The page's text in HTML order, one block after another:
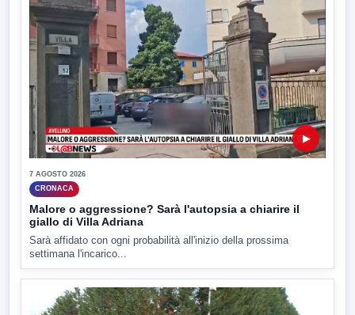
▶
7 AGOSTO 2026
CRONACA
Malore o aggressione? Sarà l'autopsia a chiarire il
giallo di Villa Adriana
Sarà affidato con ogni probabilità all'inizio della prossima
settimana l'incarico...